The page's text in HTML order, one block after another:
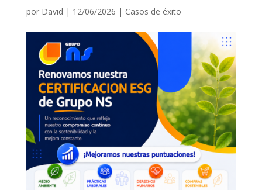
por David | 12/06/2026 | Casos de éxito